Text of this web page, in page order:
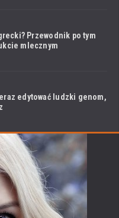
Przewodnik po tym
mlecznym
edytować ludzki genom,